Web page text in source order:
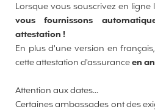
Lorsque vous souscrivez en ligne
vous fournissons
attestation !
En plus d'une version en
cette attestation d'assuranceen
Attention aux dates...
Certaines ambassades ont des